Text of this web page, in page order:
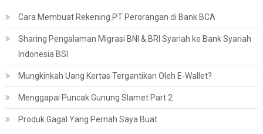
Cara Membuat Rekening PT Perorangan di Bank BCA
Sharing Pengalaman Migrasi BNI & BRI Syariah ke Bank Syariah
Indonesia BSI
Mungkinkah Uang Kertas Tergantikan Oleh E-Wallet?
Menggapai Puncak Gunung Slamet Part 2
Produk Gagal Yang Pernah Saya Buat